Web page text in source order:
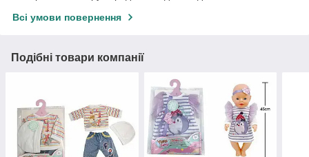
Всі умови повернення
Подібні товари компанії